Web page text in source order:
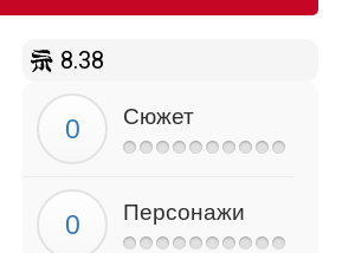
8.38
Сюжет
Персонажи